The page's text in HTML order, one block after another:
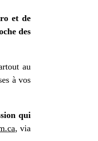
et de
des
au
à vos
qui
, via